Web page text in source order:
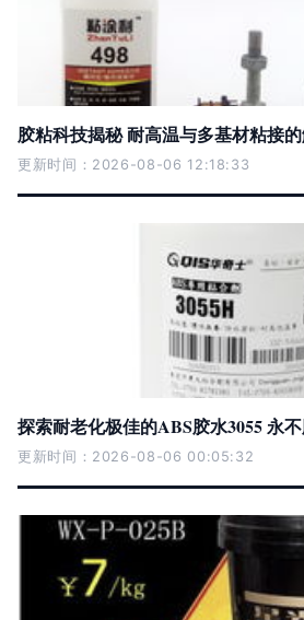
胶粘科技揭秘 耐高温与多基材粘接
更新时间：2026-08-06 12:18:33
探索耐老化极佳的ABS胶水3055 永
更新时间：2026-08-06 00:05:32